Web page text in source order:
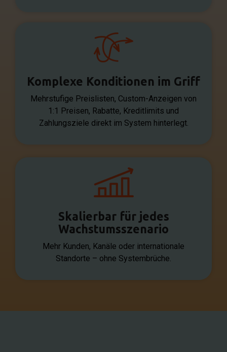
Komplexe Konditionen im Griff
Mehrstufige Preislisten, Custom-Anzeigen von
1:1 Preisen, Rabatte, Kreditlimits und
Zahlungsziele direkt im System hinterlegt.​
Skalierbar für jedes
Wachstumsszenario
Mehr Kunden, Kanäle oder internationale
Standorte – ohne Systembrüche.